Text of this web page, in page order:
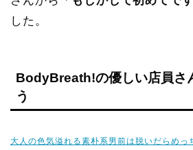
した。
BodyBreath!の優しい店員さ
う
大人の色気溢れる素朴系男前は脱いだらめっ